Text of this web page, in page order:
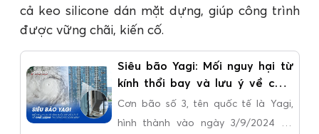
cả keo silicone dán mặt dựng, giúp công trình
được vững chãi, kiến cố.
Siêu bão Yagi: Mối nguy hại từ
kính thổi bay và lưu ý về chất
lượng thi công keo dán kính
Cơn bão số 3, tên quốc tế là Yagi,
hình thành vào ngày 3/9/2024 tại